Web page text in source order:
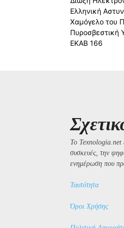
Ελληνική
Χαμόγελο του
Πυροσβεστική
ΕΚΑΒ 166
Το Texnologia.net
συσκευές, την
ενημέρωση που
Ταυτότητα
Όροι Χρήσης